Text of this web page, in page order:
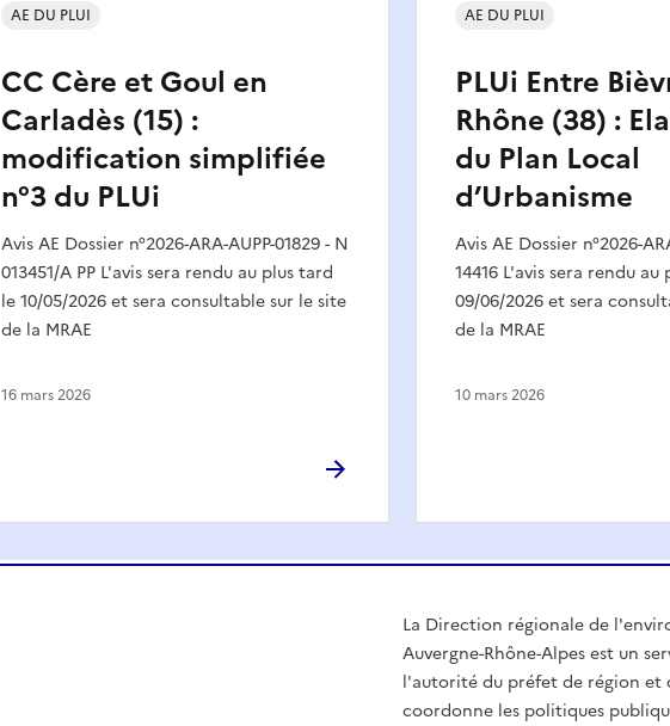
CC Cère et Goul en
Carladès (15) :
modification simplifiée
n°3 du PLUi
Avis AE Dossier n°2026-ARA-AUPP-01829 - N
013451/A PP L'avis sera rendu au plus tard
le 10/05/2026 et sera consultable sur le site
de la MRAE
AE DU PLUI
16 mars 2026
PLUi Entre
Rhône (38) :
du Plan Local
d’Urbanisme
Avis AE Dossier n°2026-
14416 L'avis sera rendu
09/06/2026 et sera
de la MRAE
AE DU PLUI
10 mars 2026
La Direction régionale de
Auvergne-Rhône-Alpes est un
l'autorité du préfet de région et
coordonne les politiques